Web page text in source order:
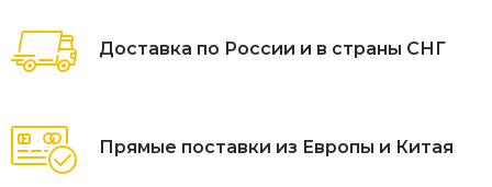
Страна производитель - Китай
Доставка по России и в страны СНГ
Прямые поставки из Европы и Китая